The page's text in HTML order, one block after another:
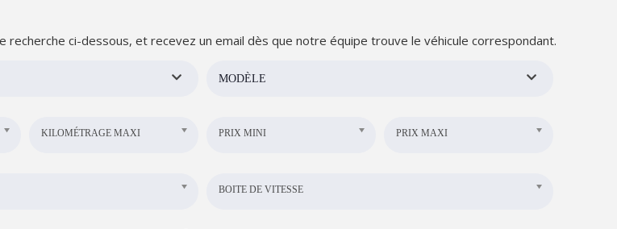
recherche ci-dessous, et recevez un email dès que notre équipe trouve le véhicule correspondant.
MODÈLE
KILOMÉTRAGE MAXI PRIX MINI PRIX MAXI
BOITE DE VITESSE